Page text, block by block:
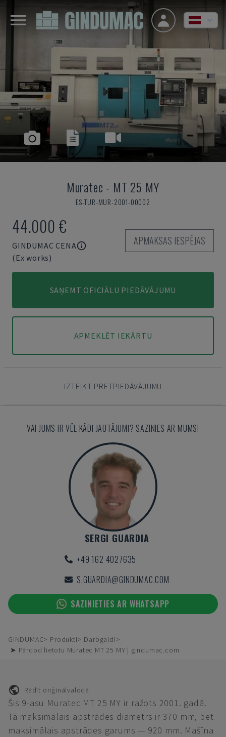
Muratec - MT 25 MY
ES-TUR-MUR-2001-00002
44.000 €
GINDUMAC CENA
(Ex works)
APMAKSAS IESPĒJAS
SAŅEMT OFICIĀLU PIEDĀVĀJUMU
APMEKLĒT IEKĀRTU
IZTEIKT PRETPIEDĀVĀJUMU
VAI JUMS IR VĒL KĀDI JAUTĀJUMI? SAZINIES AR MUMS!
SERGI GUARDIA
+49 162 4027635
S.GUARDIA@GINDUMAC.COM
SAZINIETIES AR WHATSAPP
GINDUMAC Produkti
Darbgaldi
➤ Pārdod lietotu Muratec MT 25 MY | gindumac.com
Rādīt oriģinālvalodā
Šis 9-asu Muratec MT 25 MY ir ražots 2001. gadā.
Tā maksimālais apstrādes diametrs ir 370 mm, bet
maksimālais apstrādes garums — 920 mm. Mašīna